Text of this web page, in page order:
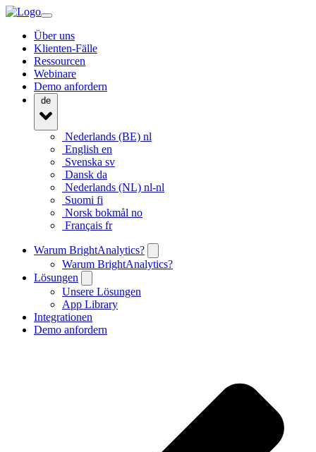
Über uns
Klienten-Fälle
Ressourcen
Webinare
Demo anfordern
Nederlands (BE) nl
English en
Svenska sv
Dansk da
Nederlands (NL) nl-nl
Suomi fi
Norsk bokmål no
Français fr
Warum BrightAnalytics?
Warum BrightAnalytics?
Lösungen
Unsere Lösungen
App Library
Integrationen
Demo anfordern